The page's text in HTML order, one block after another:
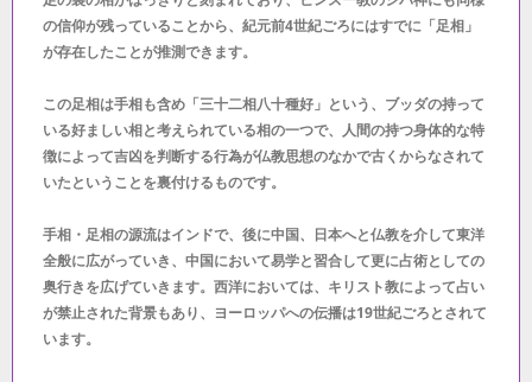
の信仰が残っていることから、紀元前4世紀ごろにはすでに「足相」
が存在したことが推測できます。
この足相は手相も含め「三十二相八十種好」という、ブッダの持って
いる好ましい相と考えられている相の一つで、人間の持つ身体的な特
徴によって吉凶を判断する行為が仏教思想のなかで古くからなされて
いたということを裏付けるものです。
手相・足相の源流はインドで、後に中国、日本へと仏教を介して東洋
全般に広がっていき、中国において易学と習合して更に占術としての
奥行きを広げていきます。西洋においては、キリスト教によって占い
が禁止された背景もあり、ヨーロッパへの伝播は19世紀ごろとされて
います。